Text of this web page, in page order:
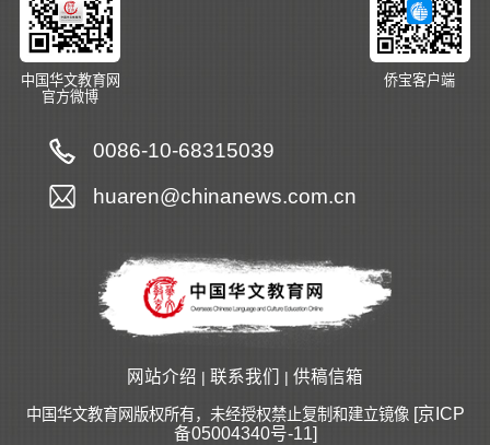
中国华文教育网
官方微博
侨宝客户端
0086-10-68315039
huaren@chinanews.com.cn
网站介绍 | 联系我们 | 供稿信箱
中国华文教育网版权所有，未经授权禁止复制和建立镜像 [京ICP
备05004340号-11]